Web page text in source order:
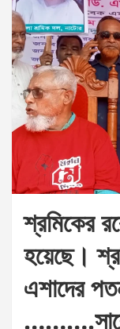
শ্রমিকের
হয়েছে।
এশাদের